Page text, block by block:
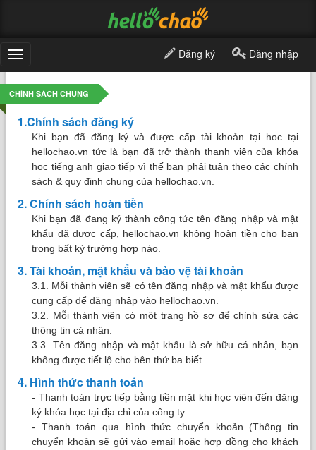
Toggle
navigation
Đăng ký Đăng nhập
CHÍNH SÁCH CHUNG
1.Chính sách đăng ký
Khi bạn đã đăng ký và được cấp tài khoản tại hoc tại
hellochao.vn tức là bạn đã trở thành thanh viên của khóa
học tiếng anh giao tiếp vì thế bạn phải tuân theo các chính
sách & quy định chung của hellochao.vn.
2. Chính sách hoàn tiền
Khi bạn đã đang ký thành công tức tên đăng nhập và mật
khẩu đã được cấp, hellochao.vn không hoàn tiền cho bạn
trong bất kỳ trường hợp nào.
3. Tài khoản, mật khẩu và bảo vệ tài khoản
3.1. Mỗi thành viên sẽ có tên đăng nhập và mật khẩu được
cung cấp để đăng nhập vào hellochao.vn.
3.2. Mỗi thành viên có một trang hồ sơ để chỉnh sửa các
thông tin cá nhân.
3.3. Tên đăng nhập và mật khẩu là sở hữu cá nhân, bạn
không được tiết lộ cho bên thứ ba biết.
4. Hình thức thanh toán
- Thanh toán trực tiếp bằng tiền mặt khi học viên đến đăng
ký khóa học tại địa chỉ của công ty.
- Thanh toán qua hình thức chuyển khoản (Thông tin
chuyển khoản sẽ gửi vào email hoặc hợp đồng cho khách